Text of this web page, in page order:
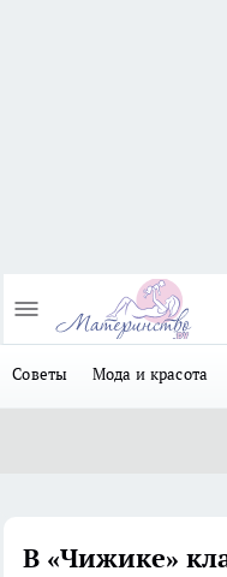
Советы Мода и красота
В «Чижике»